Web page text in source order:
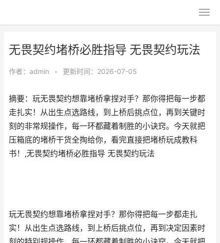
无畏契约堵桥必胜指导 无畏契约玩法
作者： admin • 更新时间：2026-07-05
摘要：玩无畏契约想靠堵桥拿捏对手？那你得把每一步都
走扎实！从出生点选路线，到上桥后挑点位，再到关键时
刻的非常规操作，每一环都藏着制胜的小诀窍。今天就把
压箱底的堵桥干货全掏给你，看完直接把堵桥玩成教科
书！,无畏契约堵桥必胜指导 无畏契约玩法
玩无畏契约想靠堵桥拿捏对手？那你得把每一步都走扎
实！从出生点选路线，到上桥后挑点位，再到决定因素时